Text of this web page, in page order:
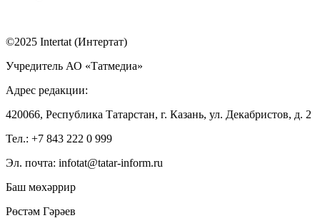
©2025 Intertat (Интертат)
Учредитель АО «Татмедиа»
Адрес редакции:
420066, Республика Татарстан, г. Казань, ул. Декабристов, д. 2
Тел.: +7 843 222 0 999
Эл. почта: infotat@tatar-inform.ru
Баш мөхәррир
Рөстәм Гәрәев